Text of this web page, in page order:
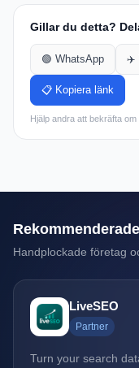
Gillar du detta?
🟢 WhatsApp ✈️
📋 Kopiera länk
Hjälp andra att bekräfta om
Handplockade företag
LiveSEO
Partner
Turn your search